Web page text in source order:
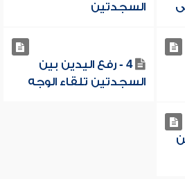
السجدتين
4 - رفع اليدين بين
السجدتين تلقاء الوجه